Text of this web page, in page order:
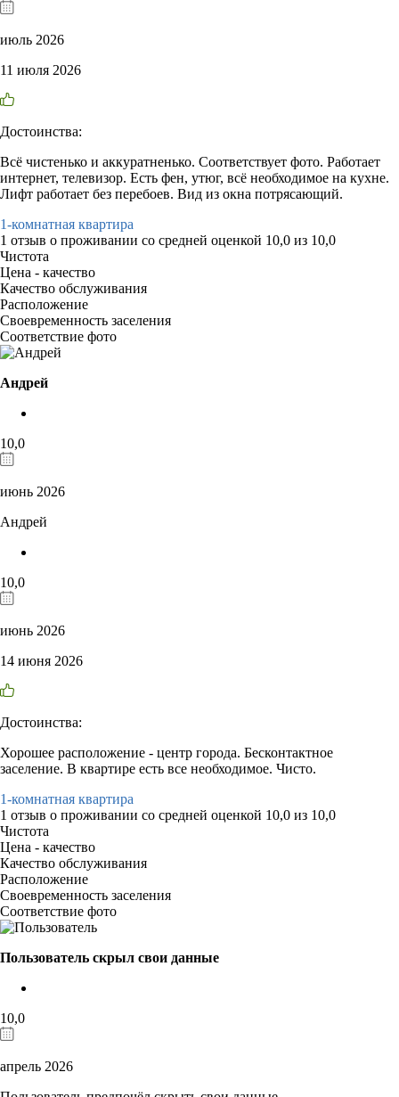
июль 2026
11 июля 2026
Достоинства:
Всё чистенько и аккуратненько. Соответствует фото. Работает
интернет, телевизор. Есть фен, утюг, всё необходимое на кухне.
Лифт работает без перебоев. Вид из окна потрясающий.
1-комнатная квартира
1 отзыв о проживании со средней оценкой 10,0 из 10,0
Чистота
Цена - качество
Качество обслуживания
Расположение
Своевременность заселения
Соответствие фото
Андрей
10,0
июнь 2026
Андрей
10,0
июнь 2026
14 июня 2026
Достоинства:
Хорошее расположение - центр города. Бесконтактное
заселение. В квартире есть все необходимое. Чисто.
1-комнатная квартира
1 отзыв о проживании со средней оценкой 10,0 из 10,0
Чистота
Цена - качество
Качество обслуживания
Расположение
Своевременность заселения
Соответствие фото
Пользователь скрыл свои данные
10,0
апрель 2026